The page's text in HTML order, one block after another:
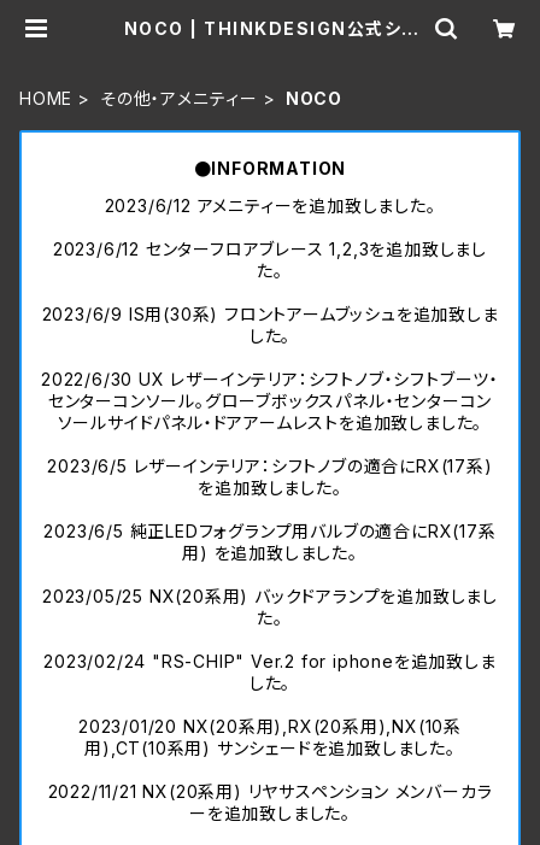
NOCO | THINKDESIGN公式ショ
HOME その他・アメニティー NOCO
●INFORMATION
2023/6/12 アメニティーを追加致しました。
2023/6/12 センターフロアブレース 1,2,3を追加致しまし
た。
2023/6/9 IS用(30系) フロントアームブッシュを追加致しま
した。
2022/6/30 UX レザーインテリア：シフトノブ・シフトブーツ・
センターコンソール。グローブボックスパネル・センターコン
ソールサイドパネル・ドアアームレストを追加致しました。
2023/6/5 レザーインテリア：シフトノブの適合にRX(17系)
を追加致しました。
2023/6/5 純正LEDフォグランプ用バルブの適合にRX(17系
用) を追加致しました。
2023/05/25 NX(20系用) バックドアランプを追加致しまし
た。
2023/02/24 "RS-CHIP" Ver.2 for iphoneを追加致しま
した。
2023/01/20 NX(20系用),RX(20系用),NX(10系
用),CT(10系用) サンシェードを追加致しました。
2022/11/21 NX(20系用) リヤサスペンション メンバーカラ
ーを追加致しました。